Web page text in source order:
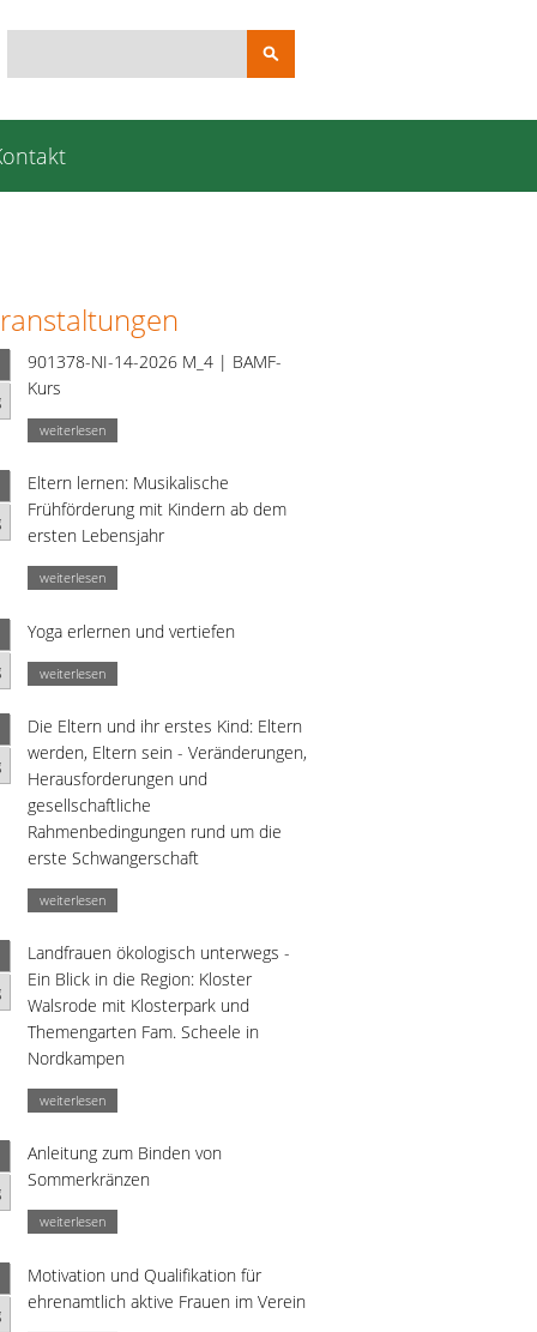
Suchbegriffe
901378-NI-14-2026 M_4 | BAMF-
Kurs
weiterlesen
Eltern lernen: Musikalische
Frühförderung mit Kindern ab dem
ersten Lebensjahr
weiterlesen
Yoga erlernen und vertiefen
weiterlesen
Die Eltern und ihr erstes Kind: Eltern
werden, Eltern sein - Veränderungen,
Herausforderungen und
gesellschaftliche
Rahmenbedingungen rund um die
erste Schwangerschaft
weiterlesen
Landfrauen ökologisch unterwegs -
Ein Blick in die Region: Kloster
Walsrode mit Klosterpark und
Themengarten Fam. Scheele in
Nordkampen
weiterlesen
Anleitung zum Binden von
Sommerkränzen
weiterlesen
Motivation und Qualifikation für
ehrenamtlich aktive Frauen im Verein